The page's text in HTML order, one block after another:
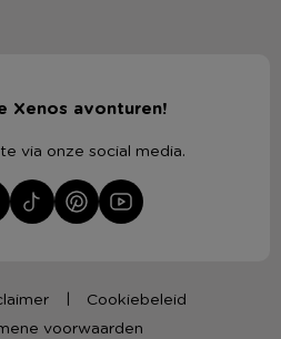
Xenos avonturen!
via onze social media.
Cookiebeleid
voorwaarden